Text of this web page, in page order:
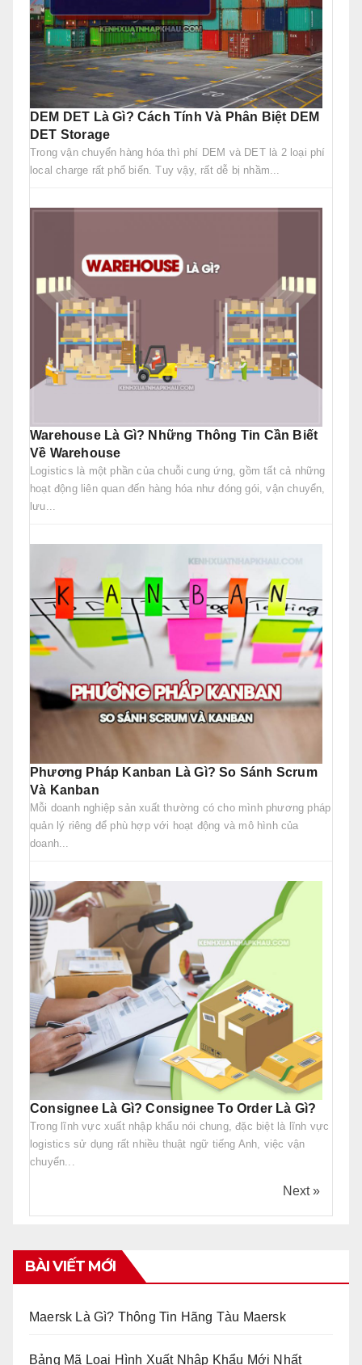
DEM DET Là Gì? Cách Tính Và Phân Biệt DEM
DET Storage
Trong vận chuyển hàng hóa thì phí DEM và DET là 2 loại phí
local charge rất phổ biến. Tuy vậy, rất dễ bị nhầm...
Warehouse Là Gì? Những Thông Tin Cần Biết
Về Warehouse
Logistics là một phần của chuỗi cung ứng, gồm tất cả những
hoạt động liên quan đến hàng hóa như đóng gói, vận chuyển,
lưu...
Phương Pháp Kanban Là Gì? So Sánh Scrum
Và Kanban
Mỗi doanh nghiệp sản xuất thường có cho mình phương pháp
quản lý riêng để phù hợp với hoạt động và mô hình của
doanh...
Consignee Là Gì? Consignee To Order Là Gì?
Trong lĩnh vực xuất nhập khẩu nói chung, đặc biệt là lĩnh vực
logistics sử dụng rất nhiều thuật ngữ tiếng Anh, việc vận
chuyển...
Next »
BÀI VIẾT MỚI
Maersk Là Gì? Thông Tin Hãng Tàu Maersk
Bảng Mã Loại Hình Xuất Nhập Khẩu Mới Nhất